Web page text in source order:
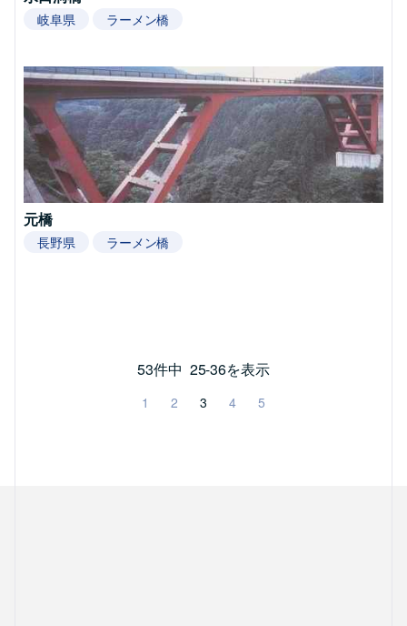
岐阜県 ラーメン橋
元橋
長野県 ラーメン橋
53件中 25-36を表示
1 2 3 4 5